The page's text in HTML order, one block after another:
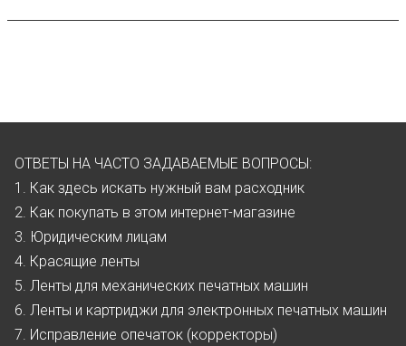
ОТВЕТЫ НА ЧАСТО ЗАДАВАЕМЫЕ ВОПРОСЫ:
1. Как здесь искать нужный вам расходник
2. Как покупать в этом интернет-магазине
3. Юридическим лицам
4. Красящие ленты
5. Ленты для механических печатных машин
6. Ленты и картриджи для электронных печатных машин
7. Исправление опечаток (корректоры)